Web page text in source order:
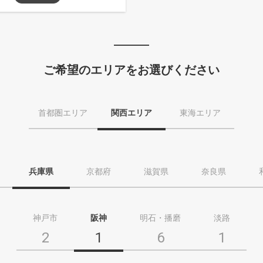
ご希望のエリアをお選びください
首都圏エリア 関西エリア 東海エリア
兵庫県 京都府 滋賀県 奈良県
神戸市
2
阪神
1
明石・播磨
6
淡路
1